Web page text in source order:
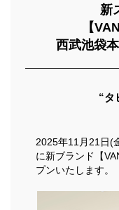
新
【
西武池袋
“タ
2025年11月21日(
に新ブランド【
プンいたします。